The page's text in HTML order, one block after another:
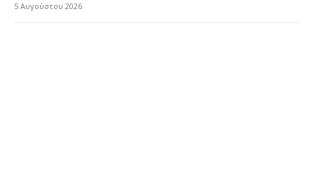
5 Αυγούστου 2026